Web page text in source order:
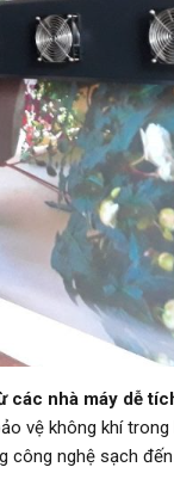
các nhà máy dễ
vệ không khí
công nghệ sạch